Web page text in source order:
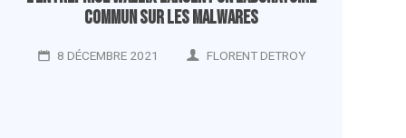
commun sur les malwares
8 DÉCEMBRE 2021 FLORENT DETROY